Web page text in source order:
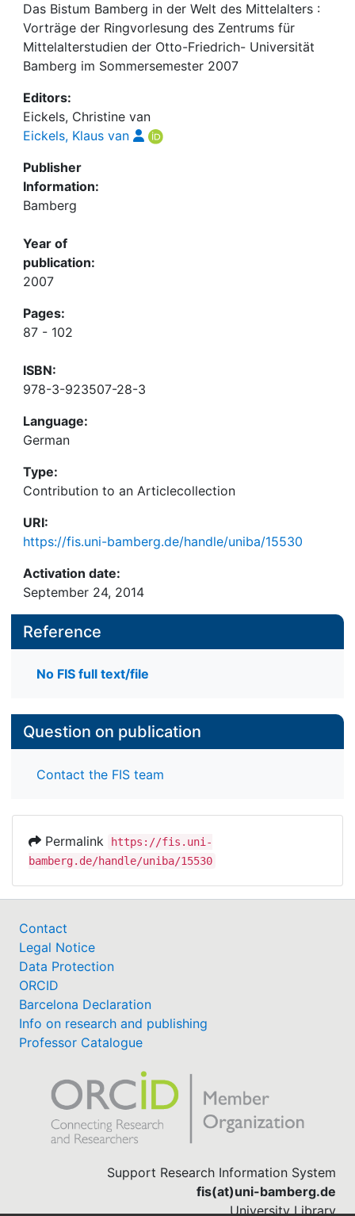
Das Bistum Bamberg in der Welt des Mittelalters :
Vorträge der Ringvorlesung des Zentrums für
Mittelalterstudien der Otto-Friedrich- Universität
Bamberg im Sommersemester 2007
Editors:
Eickels, Christine van
Eickels, Klaus van
Publisher
Information:
Bamberg
Year of
publication:
2007
Pages:
87 - 102
ISBN:
978-3-923507-28-3
Language:
German
Type:
Contribution to an Articlecollection
URI:
https://fis.uni-bamberg.de/handle/uniba/15530
Activation date:
September 24, 2014
Reference
No FIS full text/file
Question on publication
Contact the FIS team
Permalink
https://fis.uni-
bamberg.de/handle/uniba/15530
Contact
Legal Notice
Data Protection
ORCID
Barcelona Declaration
Info on research and publishing
Professor Catalogue
Support Research Information System
fis(at)uni-bamberg.de
University Library